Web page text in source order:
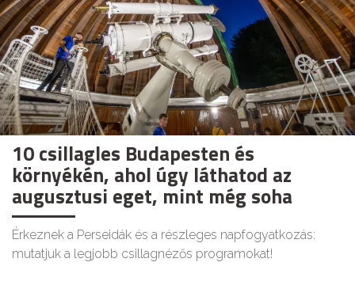
10 csillagles Budapesten és
környékén, ahol úgy láthatod az
augusztusi eget, mint még soha
Érkeznek a Perseidák és a részleges napfogyatkozás:
mutatjuk a legjobb csillagnézős programokat!